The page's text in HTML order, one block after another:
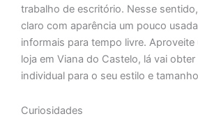
trabalho de escritório. Nesse
claro com aparência um pouco
informais para tempo livre. Aproveite
loja em Viana do Castelo, lá vai
individual para o seu estilo e
Curiosidades